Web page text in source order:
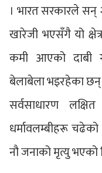
। भारत सरकारले सन्
खारेजी भएसँगै यो
कमी आएको दाबी
बेलाबेला भइरहेका
सर्वसाधारण
धर्मावलम्बीहरू
नौ जनाको मृत्यु भएको